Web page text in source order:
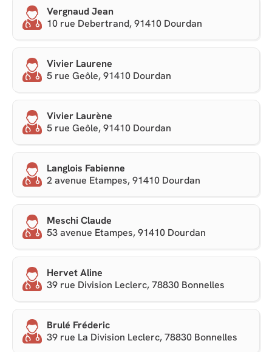
Vergnaud Jean
10 rue Debertrand, 91410 Dourdan
Vivier Laurene
5 rue Geôle, 91410 Dourdan
Vivier Laurène
5 rue Geôle, 91410 Dourdan
Langlois Fabienne
2 avenue Etampes, 91410 Dourdan
Meschi Claude
53 avenue Etampes, 91410 Dourdan
Hervet Aline
39 rue Division Leclerc, 78830 Bonnelles
Brulé Fréderic
39 rue La Division Leclerc, 78830 Bonnelles